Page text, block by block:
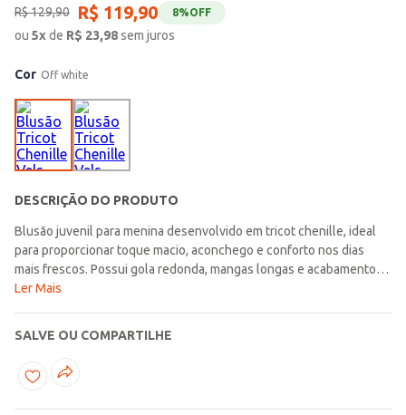
R$129,90 R$ 119,90 8%OFF
ou 5xde R$ 23,98sem juros
Cor Off white
DESCRIÇÃO DO PRODUTO
Blusão juvenil para menina desenvolvido em tricot chenille, ideal
para proporcionar toque macio, aconchego e conforto nos dias
mais frescos. Possui gola redonda, mangas longas e acabamentos
em pontos canelados, detalhes que favorecem um caimento
propostas para o dia a dia, trazendo praticidade e charme para as
produções juvenis. Uma peça acolhedora para compor looks cheios
de conforto e delicadeza!\n\nTecido: Tricot chenille\nComposição:
Ler Mais
SALVE OU COMPARTILHE